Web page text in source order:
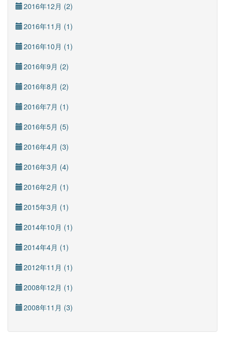
2016年12月 (2)
2016年11月 (1)
2016年10月 (1)
2016年9月 (2)
2016年8月 (2)
2016年7月 (1)
2016年5月 (5)
2016年4月 (3)
2016年3月 (4)
2016年2月 (1)
2015年3月 (1)
2014年10月 (1)
2014年4月 (1)
2012年11月 (1)
2008年12月 (1)
2008年11月 (3)